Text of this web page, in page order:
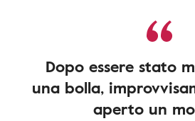
Dopo essere stato
una bolla,
aperto un